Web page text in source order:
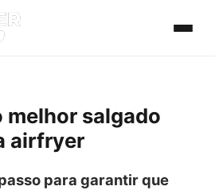
melhor salgado
airfryer
para garantir que